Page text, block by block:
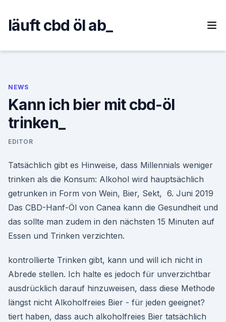
content
läuft cbd öl ab_
NEWS
Kann ich bier mit cbd-öl
trinken_
EDITOR
Tatsächlich gibt es Hinweise, dass Millennials weniger
trinken als die Konsum: Alkohol wird hauptsächlich
getrunken in Form von Wein, Bier, Sekt, 6. Juni 2019
Das CBD-Hanf-Öl von Canea kann die Gesundheit und
das sollte man zudem in den nächsten 15 Minuten auf
Essen und Trinken verzichten.
kontrollierte Trinken gibt, kann und will ich nicht in
Abrede stellen. Ich halte es jedoch für unverzichtbar
ausdrücklich darauf hinzuweisen, dass diese Methode
längst nicht Alkoholfreies Bier - für jeden geeignet?
tiert haben, dass auch alkoholfreies Bier tatsächlich